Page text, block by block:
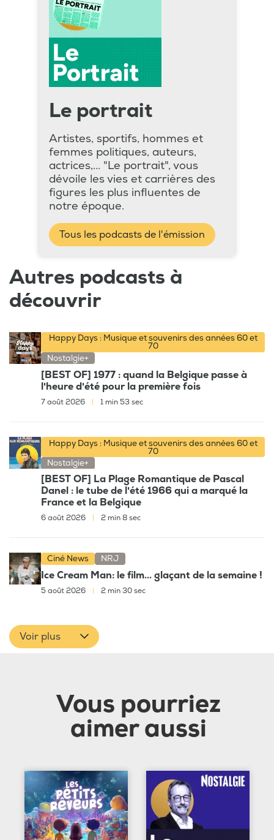
Le portrait
Artistes, sportifs, hommes et
femmes politiques, auteurs,
actrices,... "Le portrait", vous
dévoile les vies et carrières des
figures les plus influentes de
notre époque.
Tous les podcasts de l'émission
Autres podcasts à
découvrir
Happy Days : Musique et souvenirs des années 60 et
70
Nostalgie+
[BEST OF] 1977 : quand la Belgique passe à
l'heure d'été pour la première fois
7 août 2026 1 min 53 sec
Happy Days : Musique et souvenirs des années 60 et
70
Nostalgie+
[BEST OF] La Plage Romantique de Pascal
Danel : le tube de l'été 1966 qui a marqué la
France et la Belgique
6 août 2026 2 min 8 sec
Ciné News NRJ
Ice Cream Man: le film... glaçant de la semaine !
5 août 2026 2 min 30 sec
Voir plus
Vous pourriez
aimer aussi